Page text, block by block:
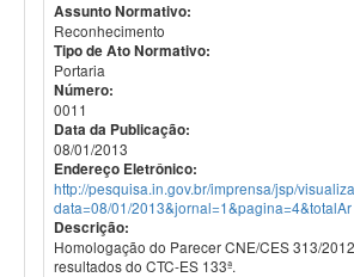
Assunto Normativo:
Reconhecimento
Tipo de Ato Normativo:
Portaria
Número:
0011
Data da Publicação:
08/01/2013
Endereço Eletrônico:
http://pesquisa.in.gov.br/imprensa/jsp/
data=08/01/2013&jornal=1&pagina=4&totalAr
Descrição:
Homologação do Parecer CNE/CES 313/
resultados do CTC-ES 133ª.